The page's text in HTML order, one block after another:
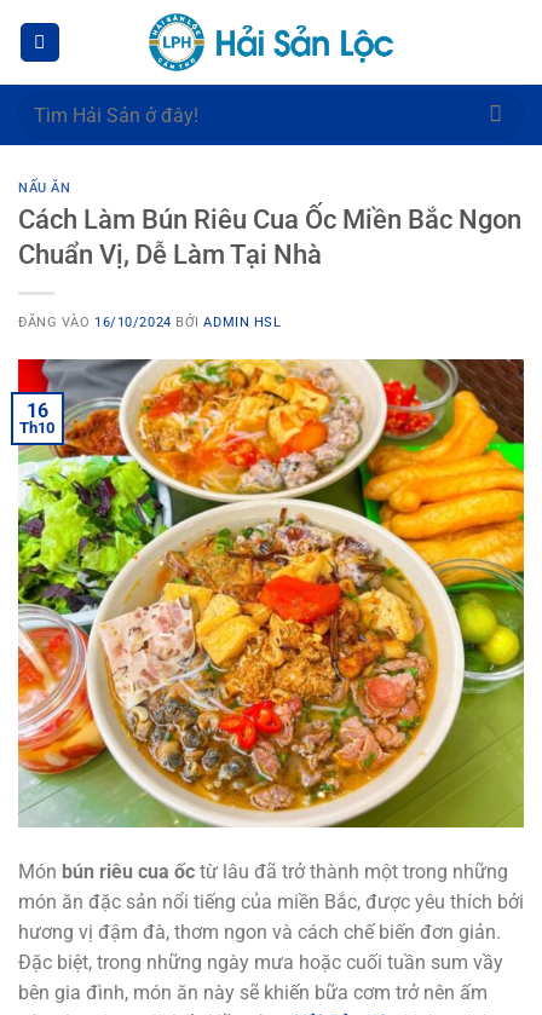
dung
Tìm
NẤU ĂN
Cách Làm Bún Riêu Cua Ốc Miền Bắc Ngon
Chuẩn Vị, Dễ Làm Tại Nhà
ĐĂNG VÀO 16/10/2024 BỞIADMIN HSL
16
Th10
Món bún riêu cua ốc từ lâu đã trở thành một trong những
món ăn đặc sản nổi tiếng của miền Bắc, được yêu thích bởi
hương vị đậm đà, thơm ngon và cách chế biến đơn giản.
Đặc biệt, trong những ngày mưa hoặc cuối tuần sum vầy
bên gia đình, món ăn này sẽ khiến bữa cơm trở nên ấm